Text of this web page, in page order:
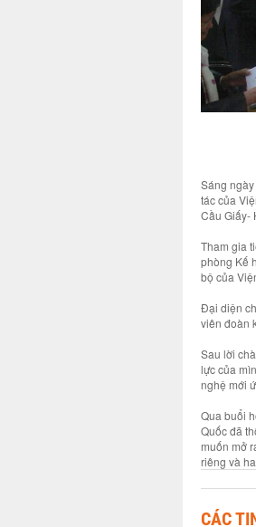
Sáng
tác của
Cầu Giấy-
Tham gia
phòng Kế
bộ của
Đại diện
viên đoàn
Sau lời
lực của
nghệ mới
Qua buổi
Quốc đã
muốn mở
riêng và
CÁC